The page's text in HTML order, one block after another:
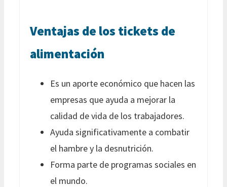
Ventajas de los tickets de
alimentación
Es un aporte económico que hacen las
empresas que ayuda a mejorar la
calidad de vida de los trabajadores.
Ayuda significativamente a combatir
el hambre y la desnutrición.
Forma parte de programas sociales en
el mundo.